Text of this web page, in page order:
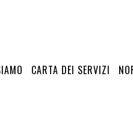
CARTA DEI SERVIZI